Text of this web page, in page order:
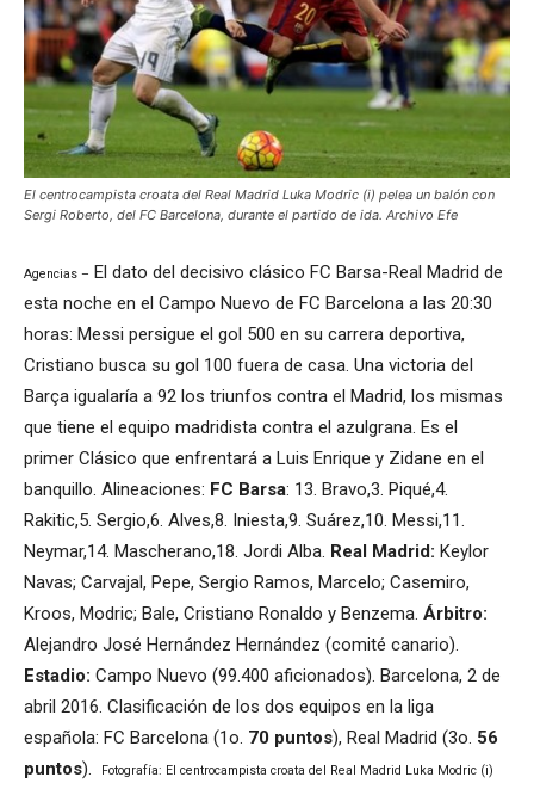
El centrocampista croata del Real Madrid Luka Modric (i) pelea un balón con
Sergi Roberto, del FC Barcelona, durante el partido de ida. Archivo Efe
Agencias – El dato del decisivo clásico FC Barsa-Real Madrid de
esta noche en el Campo Nuevo de FC Barcelona a las 20:30
horas: Messi persigue el gol 500 en su carrera deportiva,
Cristiano busca su gol 100 fuera de casa. Una victoria del
Barça igualaría a 92 los triunfos contra el Madrid, los mismas
que tiene el equipo madridista contra el azulgrana. Es el
primer Clásico que enfrentará a Luis Enrique y Zidane en el
banquillo. Alineaciones: FC Barsa: 13. Bravo,3. Piqué,4.
Rakitic,5. Sergio,6. Alves,8. Iniesta,9. Suárez,10. Messi,11.
Neymar,14. Mascherano,18. Jordi Alba. Real Madrid: Keylor
Navas; Carvajal, Pepe, Sergio Ramos, Marcelo; Casemiro,
Kroos, Modric; Bale, Cristiano Ronaldo y Benzema. Árbitro:
Alejandro José Hernández Hernández (comité canario).
Estadio: Campo Nuevo (99.400 aficionados). Barcelona, 2 de
abril 2016. Clasificación de los dos equipos en la liga
española: FC Barcelona (1o. 70 puntos), Real Madrid (3o. 56
puntos).
Fotografía: El centrocampista croata del Real Madrid Luka Modric (i)